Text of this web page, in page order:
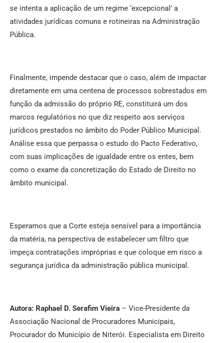
se intenta a aplicação de um regime ‘excepcional’ a
atividades jurídicas comuns e rotineiras na Administração
Pública.
Finalmente, impende destacar que o caso, além de impactar
diretamente em uma centena de processos sobrestados em
função da admissão do próprio RE, constituirá um dos
marcos regulatórios no que diz respeito aos serviços
jurídicos prestados no âmbito do Poder Público Municipal.
Análise essa que perpassa o estudo do Pacto Federativo,
com suas implicações de igualdade entre os entes, bem
como o exame da concretização do Estado de Direito no
âmbito municipal.
Esperamos que a Corte esteja sensível para a importância
da matéria, na perspectiva de estabelecer um filtro que
impeça contratações impróprias e que coloque em risco a
segurança jurídica da administração pública municipal.
Autora: Raphael D. Serafim Vieira – Vice-Presidente da
Associação Nacional de Procuradores Municipais,
Procurador do Município de Niterói. Especialista em Direito